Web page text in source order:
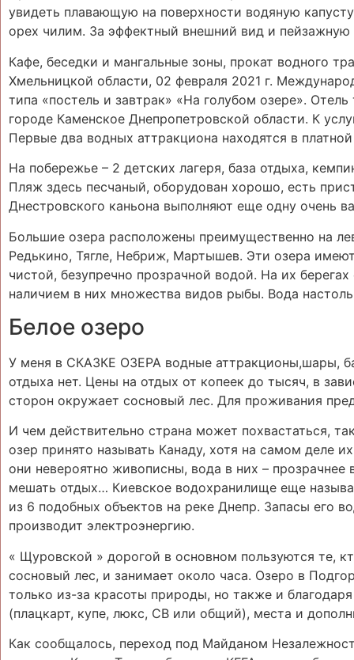
увидеть плавающую на поверхности водяную
орех чилим. За эффектный внешний вид и
Кафе, беседки и мангальные зоны, прокат водного
Хмельницкой области, 02 февраля 2021 г.
типа «постель и завтрак» «На голубом озере».
городе Каменское Днепропетровской области. К
Первые два водных аттракциона находятся в
На побережье – 2 детских лагеря, база отдыха,
Пляж здесь песчаный, оборудован хорошо, есть
Днестровского каньона выполняют еще одну очень
Большие озера расположены преимущественно на
Редькино, Тягле, Небриж, Мартышев. Эти озера
чистой, безупречно прозрачной водой. На их
наличием в них множества видов рыбы. Вода
Белое озеро
У меня в СКАЗКЕ ОЗЕРА водные аттракционы,шары,
отдыха нет. Цены на отдых от копеек до тысяч, в
сторон окружает сосновый лес. Для проживания
И чем действительно страна может похвастаться,
озер принято называть Канаду, хотя на самом деле
они невероятно живописны, вода в них –
мешать отдых… Киевское водохранилище еще
из 6 подобных объектов на реке Днепр. Запасы его
производит электроэнергию.
« Щуровской » дорогой в основном пользуются те,
сосновый лес, и занимает около часа. Озеро в
только из-за красоты природы, но также и
(плацкарт, купе, люкс, СВ или общий), места и
Как сообщалось, переход под Майданом